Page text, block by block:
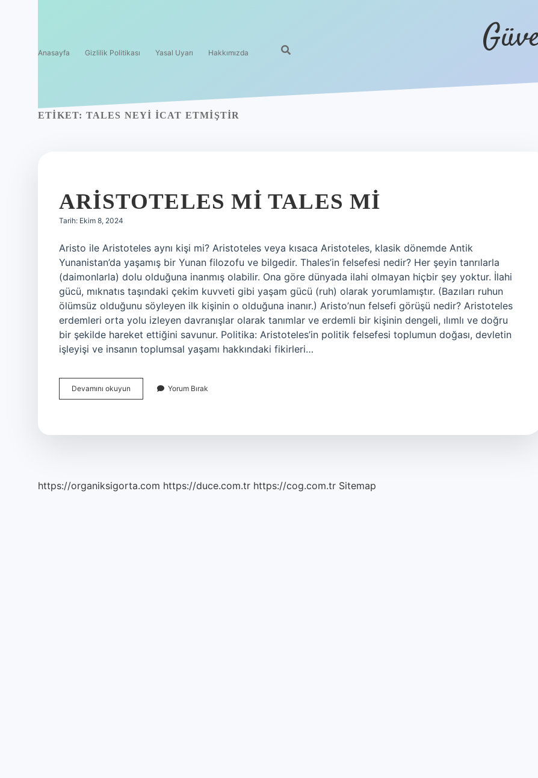
Anasayfa Gizlilik Politikası Yasal Uyarı Hakkımızda
ETIKET: TALES NEYI ICAT ETMIŞTIR
ARISTOTELES MI TALES MI
Tarih: Ekim 8, 2024
Aristo ile Aristoteles aynı kişi mi? Aristoteles veya kısaca Aristoteles, klasik dönemde Antik
Yunanistan’da yaşamış bir Yunan filozofu ve bilgedir. Thales’in felsefesi nedir? Her şeyin tanrılarla
(daimonlarla) dolu olduğuna inanmış olabilir. Ona göre dünyada ilahi olmayan hiçbir şey yoktur. İlahi
gücü, mıknatıs taşındaki çekim kuvveti gibi yaşam gücü (ruh) olarak yorumlamıştır. (Bazıları ruhun
ölümsüz olduğunu söyleyen ilk kişinin o olduğuna inanır.) Aristo’nun felsefi görüşü nedir? Aristoteles
erdemleri orta yolu izleyen davranışlar olarak tanımlar ve erdemli bir kişinin dengeli, ılımlı ve doğru
bir şekilde hareket ettiğini savunur. Politika: Aristoteles’in politik felsefesi toplumun doğası, devletin
işleyişi ve insanın toplumsal yaşamı hakkındaki fikirleri…
Devamını okuyun Aristoteles
Mi
Yorum Bırak
https://organiksigorta.com https://duce.com.tr https://cog.com.tr Sitemap